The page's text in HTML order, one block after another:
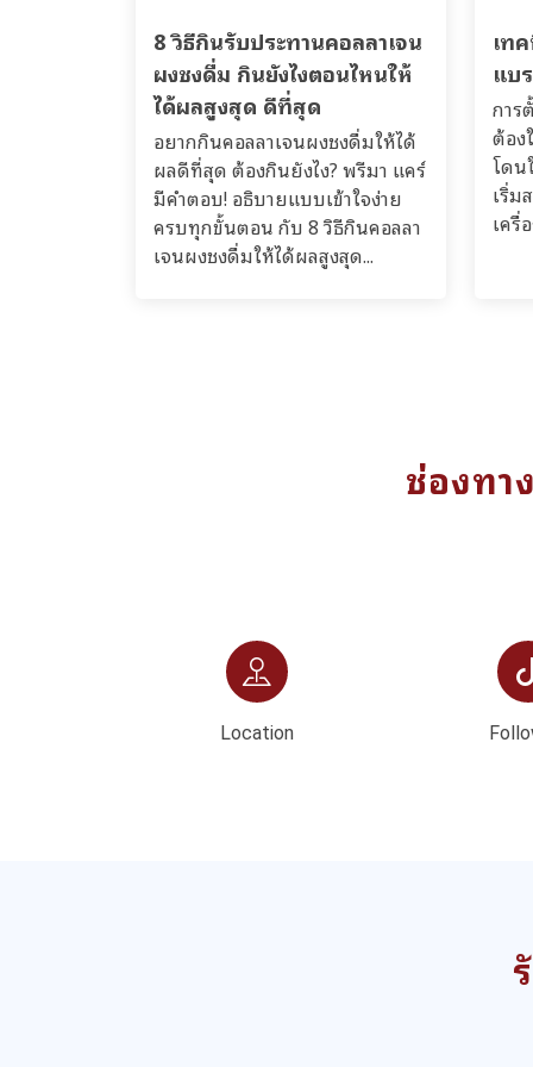
8 วิธีกินรับประทานคอลลาเจน
ผงชงดื่ม กินยังไงตอนไหนให้
ได้ผลสูงสุด ดีที่สุด
อยากกินคอลลาเจนผงชงดื่มให้ได้
ผลดีที่สุด ต้องกินยังไง? พรีมา แคร์
มีคำตอบ! อธิบายแบบเข้าใจง่าย
ครบทุกขั้นตอน กับ 8 วิธีกินคอลลา
เจนผงชงดื่มให้ได้ผลสูงสุด...
เท
แบ
การ
ต้อง
โดน
เริ่ม
เครื่
ช่องทา
Location